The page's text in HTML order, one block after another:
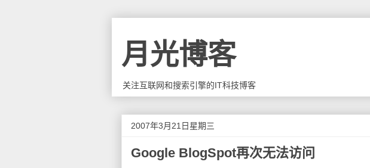
月光博客
关注互联网和搜索引擎的IT科技博客
2007年3月21日星期三
Google BlogSpot再次无法访问